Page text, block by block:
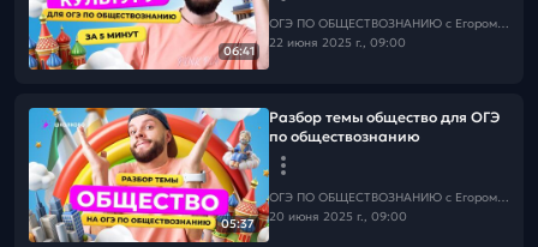
06:41
ОГЭ ПО ОБЩЕСТВОЗНАНИЮ c Егором Кантом
22 июня 2025 г., 09:00
05:37
Разбор темы общество для ОГЭ
по обществознанию
ОГЭ ПО ОБЩЕСТВОЗНАНИЮ c Егором Кантом
20 июня 2025 г., 09:00